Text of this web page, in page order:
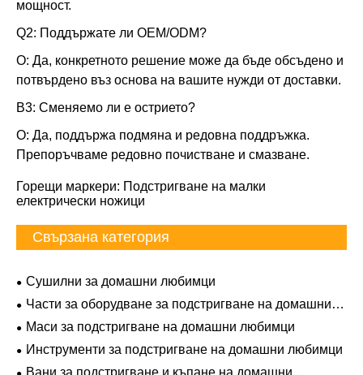
мощност.
Q2: Поддържате ли OEM/ODM?
О: Да, конкретното решение може да бъде обсъдено и
потвърдено въз основа на вашите нужди от доставки.
В3: Сменяемо ли е острието?
О: Да, поддържа подмяна и редовна поддръжка.
Препоръчваме редовно почистване и смазване.
Горещи маркери: Подстригване на малки
електрически ножици
Свързана категория
Сушилни за домашни любимци
Части за оборудване за подстригване на домашни
любимци
Маси за подстригване на домашни любимци
Инструменти за подстригване на домашни любимци